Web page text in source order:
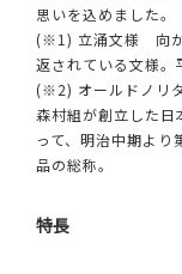
思いを込めました。
(※1) 立涌文様 向か
返されている文様。
(※2) オールドノリ
森村組が創立した日
って、明治中期よ
品の総称。
特長